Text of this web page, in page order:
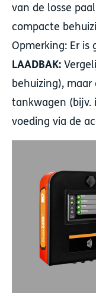
van de losse
compacte
Opmerking: Er is
LAADBAK:
behuizing),
tankwagen (bijv.
voeding via de